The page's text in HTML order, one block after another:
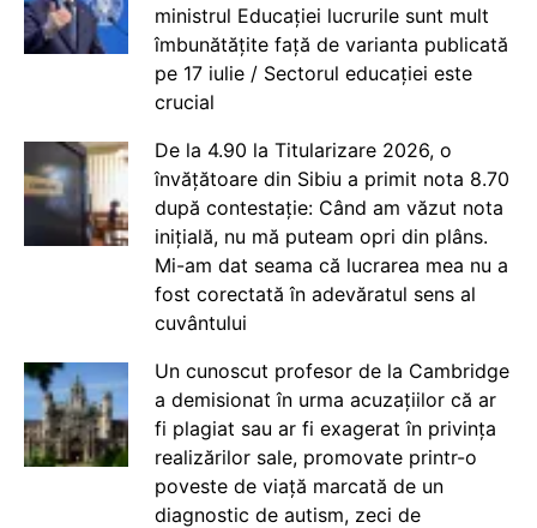
ministrul Educației lucrurile sunt mult
îmbunătățite față de varianta publicată
pe 17 iulie / Sectorul educației este
crucial
De la 4.90 la Titularizare 2026, o
învățătoare din Sibiu a primit nota 8.70
după contestație: Când am văzut nota
inițială, nu mă puteam opri din plâns.
Mi-am dat seama că lucrarea mea nu a
fost corectată în adevăratul sens al
cuvântului
Un cunoscut profesor de la Cambridge
a demisionat în urma acuzațiilor că ar
fi plagiat sau ar fi exagerat în privința
realizărilor sale, promovate printr-o
poveste de viață marcată de un
diagnostic de autism, zeci de